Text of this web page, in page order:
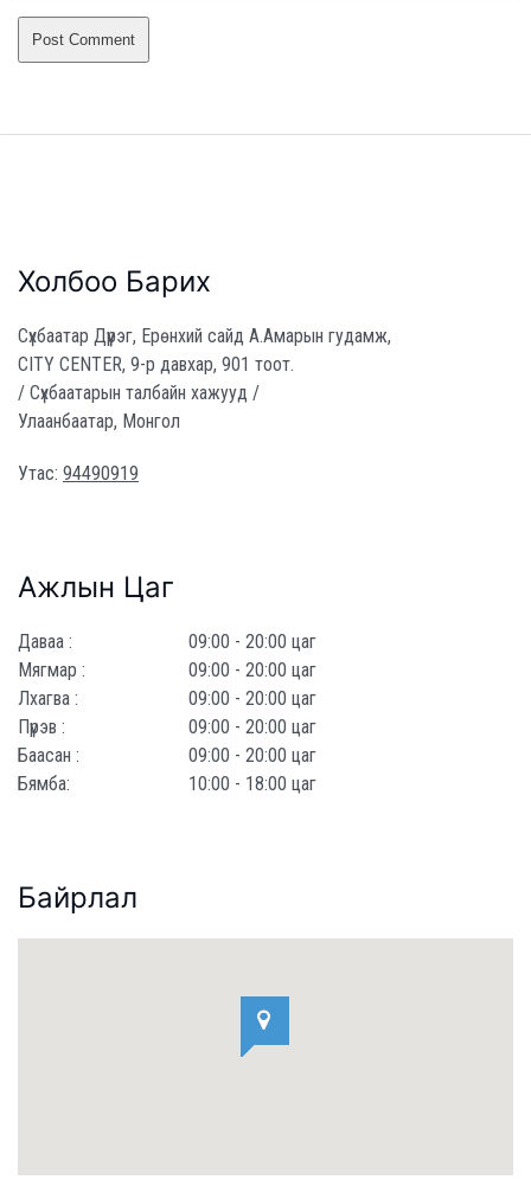
Холбоо Барих
Сүхбаатар Дүүрэг, Ерөнхий сайд А.Амарын гудамж,
CITY CENTER, 9-р давхар, 901 тоот.
/ Сүхбаатарын талбайн хажууд /
Улаанбаатар, Монгол
Утас: 94490919
Ажлын Цаг
Даваа :
09:00 - 20:00 цаг
Мягмар :
09:00 - 20:00 цаг
Лхагва :
09:00 - 20:00 цаг
Пүрэв :
09:00 - 20:00 цаг
Баасан :
09:00 - 20:00 цаг
Бямба:
10:00 - 18:00 цаг
Байрлал